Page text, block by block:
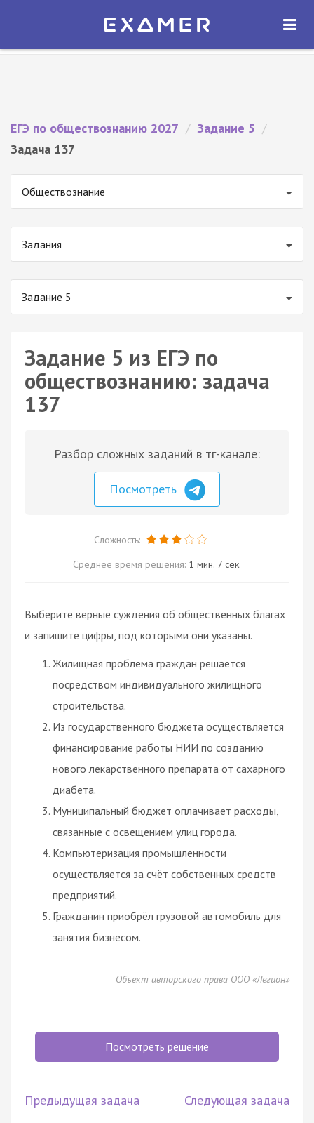
Экзамер — ЕГЭ 2027
ОТКРЫТЬ
ЕГЭ по обществознанию 2027 / Задание 5 /
Задача 137
Обществознание
Задания
Задание 5
Задание 5 из ЕГЭ по
обществознанию: задача
137
Разбор сложных заданий в тг-канале:
Посмотреть
Сложность:
Среднее время решения: 1 мин. 7 сек.
Выберите верные суждения об общественных благах
и запишите цифры, под которыми они указаны.
Жилищная проблема граждан решается
посредством индивидуального жилищного
строительства.
Из государственного бюджета осуществляется
финансирование работы НИИ по созданию
нового лекарственного препарата от сахарного
диабета.
Муниципальный бюджет оплачивает расходы,
связанные с освещением улиц города.
Компьютеризация промышленности
осуществляется за счёт собственных средств
предприятий.
Гражданин приобрёл грузовой автомобиль для
занятия бизнесом.
Объект авторского права ООО «Легион»
Посмотреть решение
Предыдущая задача Следующая задача